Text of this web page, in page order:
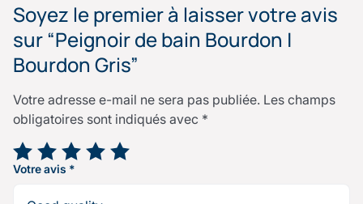
Soyez le premier à laisser votre avis
sur “Peignoir de bain Bourdon |
Bourdon Gris”
Votre adresse e-mail ne sera pas publiée. Les champs
obligatoires sont indiqués avec *
Votre note*
Votre avis *